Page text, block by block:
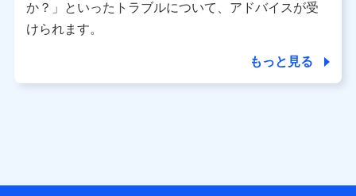
※ dポイントクラブ会員ではないお客さま（2019年12月11
日以降、一度もdポイントクラブ会員であったことがないお
個人データは、こちら の利用目的の範囲内に限って共同利
用します。
か？」といったトラブルについて、アドバイスが受
けられます。
もっと見る